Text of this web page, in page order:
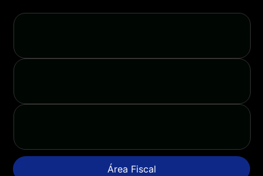
Área Fiscal